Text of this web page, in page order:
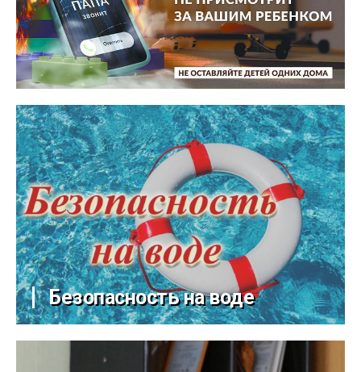
Безопасность на воде